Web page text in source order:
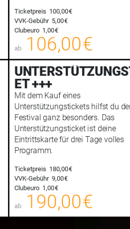
Ticketpreis 100,00 €
VVK-Gebühr 5,00 €
Clubeuro 1,00 €
ab 106,00 €
00
zzgl.
ET +++
Mit dem Kauf eines
Unterstützungstickets hilfst du
Festival ganz besonders. Das
Unterstützungsticket ist deine
Eintrittskarte für drei Tage volles
Programm.
Ticketpreis 180,00 €
VVK-Gebühr 9,00 €
Clubeuro 1,00 €
ab 190,00 €
00
zzgl.